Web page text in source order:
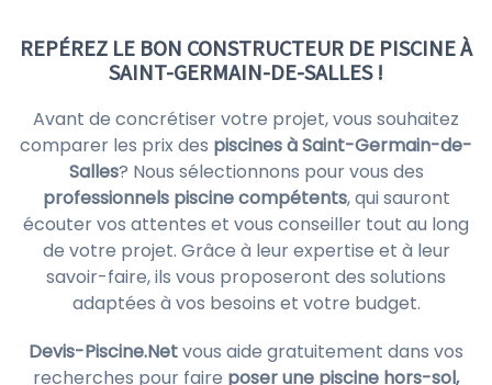
REPÉREZ LE BON CONSTRUCTEUR DE PISCINE À
SAINT-GERMAIN-DE-SALLES !
Avant de concrétiser votre projet, vous souhaitez
comparer les prix des piscines à Saint-Germain-de-
Salles? Nous sélectionnons pour vous des
professionnels piscine compétents, qui sauront
écouter vos attentes et vous conseiller tout au long
de votre projet. Grâce à leur expertise et à leur
savoir-faire, ils vous proposeront des solutions
adaptées à vos besoins et votre budget.
Devis-Piscine.Netvous aide gratuitement dans vos
recherches pour faire poser une piscine hors-sol,